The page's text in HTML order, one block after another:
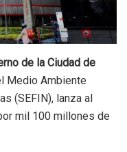
de la Ciudad de
Medio Ambiente
(SEFIN), lanza al
mil 100 millones de